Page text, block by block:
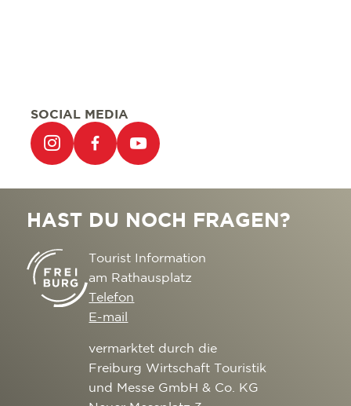
SOCIAL MEDIA
HAST DU NOCH FRAGEN?
Tourist Information
am Rathausplatz
Telefon
E-mail
vermarktet durch die
Freiburg Wirtschaft Touristik
und Messe GmbH & Co. KG